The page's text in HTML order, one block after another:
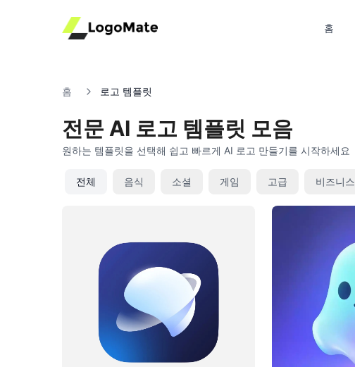
홈
홈 로고 템플릿
전문 AI 로고 템플릿 모음
원하는 템플릿을 선택해 쉽고 빠르게 AI 로고 만들기를 시작하세요
전체 음식 소셜 게임 고급 비즈니스